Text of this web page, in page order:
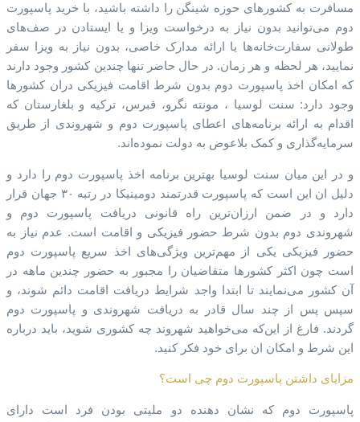
مسافرت به کشورهای حوزه شینگن را داشته باشید، با خرید پاسپورت
دوم می‌توانید بدون نیاز به درخواست ویزا و یا ایستادن در صف‌های
طولانی سفارت‌خانه‌ها یا ارائه مدارک خاصی، بدون نیاز به ویزا سفر
نمایید، هر لحظه و هر زمان. در حال حاضر تنها چندین کشور وجود دارند
که امکان اخذ پاسپورت دوم بدون شرط اقامت فیزیکی دران کشورها
وجود دارد: سنت لوسیا ، مونته نگرو، قبرس، ترکیه و بلغارستان که
اقدام به ارائه برنامه‌های اعطای پاسپورت دوم و شهروندی از طریق
سرمایه‌گذاری و کمک بلاعوض به دولت نموده‌اند.
و در این میان سنت لوسیا بهترین برنامه اخذ پاسپورت دوم را دارد و
دلیل ان این است که پاسپورت قدرتمند دومینیکا در رتبه ۳۰ جهان قرار
دارد و در ضمن ارزان‌ترین راه قانونی دریافت پاسپورت دوم و
شهروندی دوم بدون شرط حضور فیزیکی و اقامت است. عدم نیاز به
حضور فیزیکی یکی از مهم‌ترین ویژگی‌های اخذ سریع پاسپورت دوم
است چون اکثر کشورها متقاضیان را مجبور به حضور چندین ماهه در
آن کشور می‌نمایند تا ابتدا واجد شرایط دریافت اقامت دائم شوند، و
سپس پس از چند سال قادر به دریافت شهروندی و پاسپورت دوم
گردند. فارغ از این‌که می‌خواهید شهروند چه کشوری شوید، باید درباره
این شرط و امکان ان برای خود فکر کنید.
مزایای داشتن پاسپورت دوم چی است؟
پاسپورت دوم که نشان دهنده دو ملیتی بودن فرد است دارای